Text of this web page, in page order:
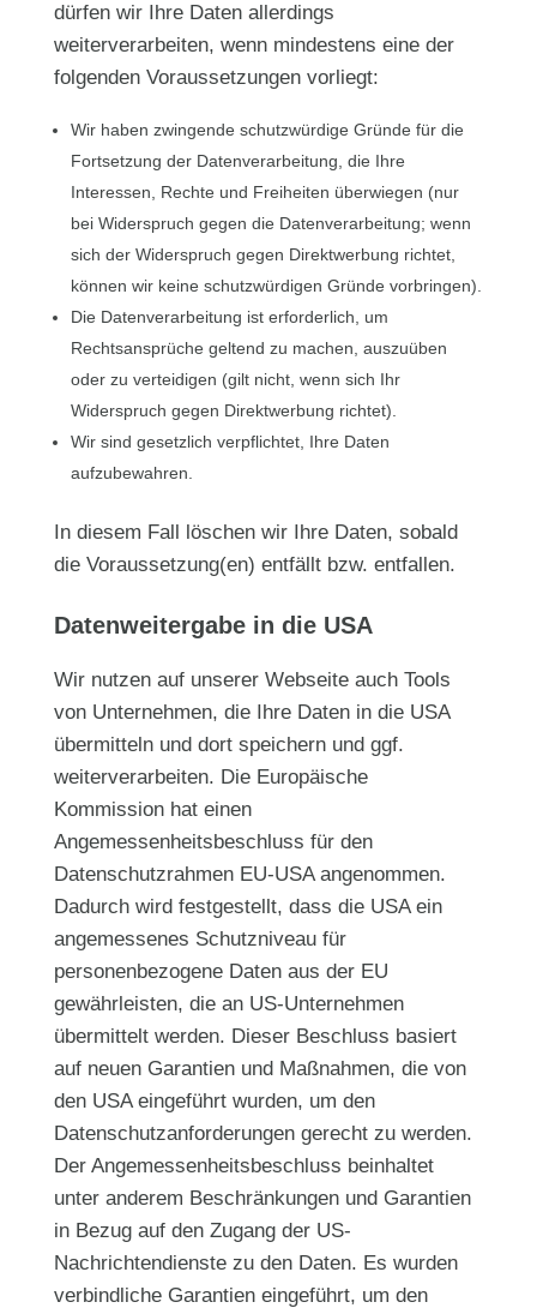
dürfen wir Ihre Daten allerdings
weiterverarbeiten, wenn mindestens eine der
folgenden Voraussetzungen vorliegt:
Wir haben zwingende schutzwürdige Gründe für die
Fortsetzung der Datenverarbeitung, die Ihre
Interessen, Rechte und Freiheiten überwiegen (nur
bei Widerspruch gegen die Datenverarbeitung; wenn
sich der Widerspruch gegen Direktwerbung richtet,
können wir keine schutzwürdigen Gründe vorbringen).
Die Datenverarbeitung ist erforderlich, um
Rechtsansprüche geltend zu machen, auszuüben
oder zu verteidigen (gilt nicht, wenn sich Ihr
Widerspruch gegen Direktwerbung richtet).
Wir sind gesetzlich verpflichtet, Ihre Daten
aufzubewahren.
In diesem Fall löschen wir Ihre Daten, sobald
die Voraussetzung(en) entfällt bzw. entfallen.
Datenweitergabe in die USA
Wir nutzen auf unserer Webseite auch Tools
von Unternehmen, die Ihre Daten in die USA
übermitteln und dort speichern und ggf.
weiterverarbeiten. Die Europäische
Kommission hat einen
Angemessenheitsbeschluss für den
Datenschutzrahmen EU-USA angenommen.
Dadurch wird festgestellt, dass die USA ein
angemessenes Schutzniveau für
personenbezogene Daten aus der EU
gewährleisten, die an US-Unternehmen
übermittelt werden. Dieser Beschluss basiert
auf neuen Garantien und Maßnahmen, die von
den USA eingeführt wurden, um den
Datenschutzanforderungen gerecht zu werden.
Der Angemessenheitsbeschluss beinhaltet
unter anderem Beschränkungen und Garantien
in Bezug auf den Zugang der US-
Nachrichtendienste zu den Daten. Es wurden
verbindliche Garantien eingeführt, um den